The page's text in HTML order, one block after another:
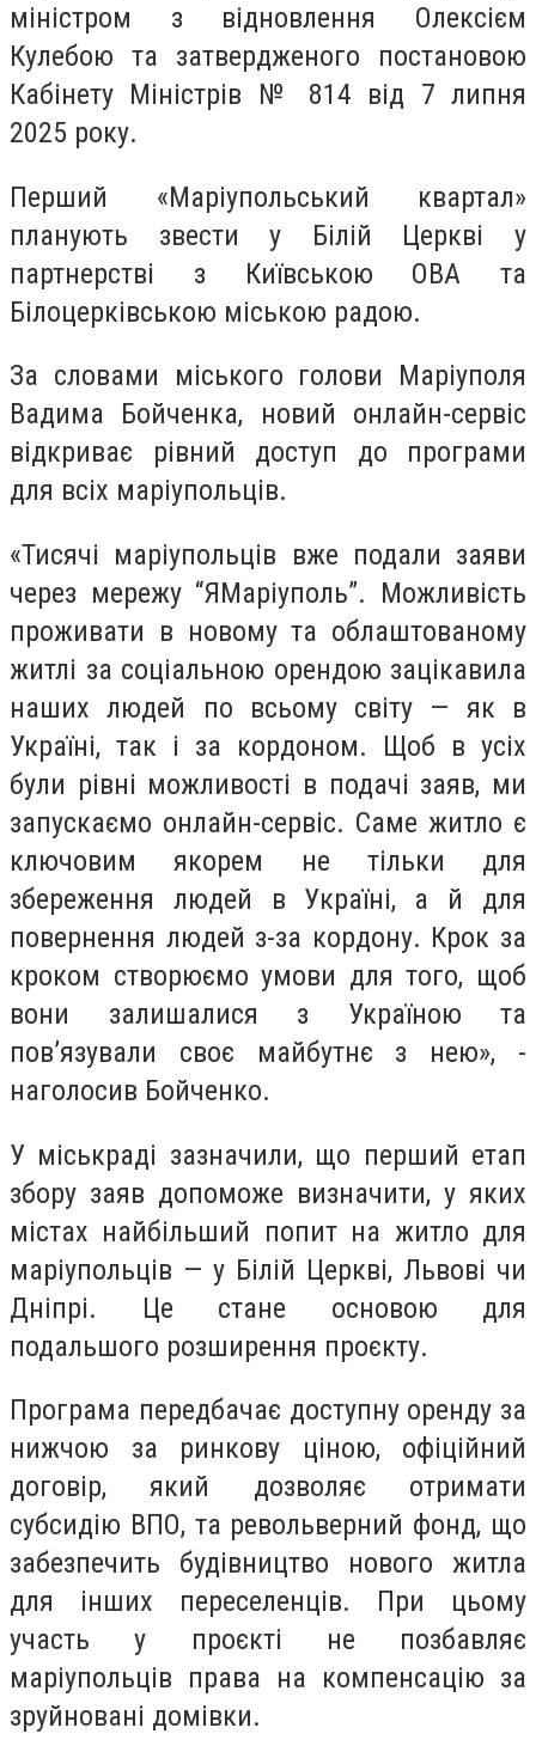
міністром з відновлення Олексієм
Кулебою та затвердженого постановою
Кабінету Міністрів № 814 від 7 липня
2025 року.
Перший «Маріупольський квартал»
планують звести у Білій Церкві у
партнерстві з Київською ОВА та
Білоцерківською міською радою.
За словами міського голови Маріуполя
Вадима Бойченка, новий онлайн-сервіс
відкриває рівний доступ до програми
для всіх маріупольців.
«Тисячі маріупольців вже подали заяви
через мережу “ЯМаріуполь”. Можливість
проживати в новому та облаштованому
житлі за соціальною орендою зацікавила
наших людей по всьому світу — як в
Україні, так і за кордоном. Щоб в усіх
були рівні можливості в подачі заяв, ми
запускаємо онлайн-сервіс. Саме житло є
ключовим якорем не тільки для
збереження людей в Україні, а й для
повернення людей з-за кордону. Крок за
кроком створюємо умови для того, щоб
вони залишалися з Україною та
пов’язували своє майбутнє з нею», -
наголосив Бойченко.
У міськраді зазначили, що перший етап
збору заяв допоможе визначити, у яких
містах найбільший попит на житло для
маріупольців — у Білій Церкві, Львові чи
Дніпрі. Це стане основою для
подальшого розширення проєкту.
Програма передбачає доступну оренду за
нижчою за ринкову ціною, офіційний
договір, який дозволяє отримати
субсидію ВПО, та револьверний фонд, що
забезпечить будівництво нового житла
для інших переселенців. При цьому
участь у проєкті не позбавляє
маріупольців права на компенсацію за
зруйновані домівки.